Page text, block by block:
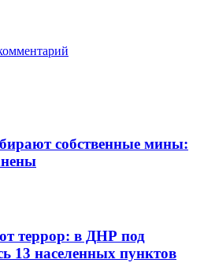
собственные мины:
террор: в ДНР под
13 населенных пунктов